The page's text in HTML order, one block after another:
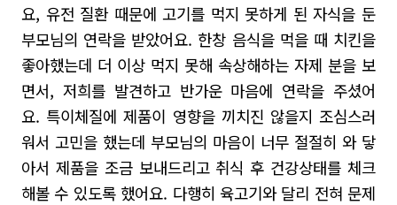
요, 유전 질환 때문에 고기를 먹지 못하게 된 자식을 둔
부모님의 연락을 받았어요. 한창 음식을 먹을 때 치킨을
좋아했는데 더 이상 먹지 못해 속상해하는 자제 분을 보
면서, 저희를 발견하고 반가운 마음에 연락을 주셨어
요. 특이체질에 제품이 영향을 끼치진 않을지 조심스러
워서 고민을 했는데 부모님의 마음이 너무 절절히 와 닿
아서 제품을 조금 보내드리고 취식 후 건강상태를 체크
해볼 수 있도록 했어요. 다행히 육고기와 달리 전혀 문제